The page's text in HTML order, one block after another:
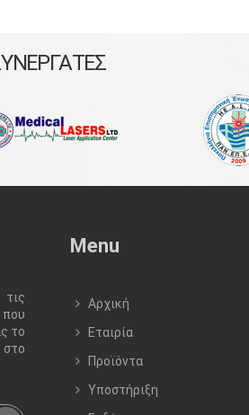
το
Menu
Αρχική
Εταιρία
Προϊόντα
Υποστήριξη